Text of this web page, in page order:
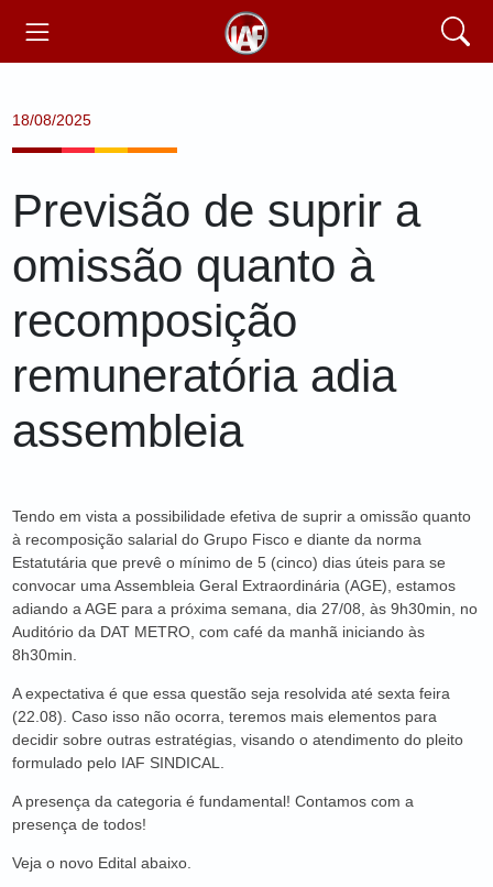
18/08/2025
Previsão de suprir a
omissão quanto à
recomposição
remuneratória adia
assembleia
Tendo em vista a possibilidade efetiva de suprir a omissão quanto
à recomposição salarial do Grupo Fisco e diante da norma
Estatutária que prevê o mínimo de 5 (cinco) dias úteis para se
convocar uma Assembleia Geral Extraordinária (AGE), estamos
adiando a AGE para a próxima semana, dia 27/08, às 9h30min, no
Auditório da DAT METRO, com café da manhã iniciando às
8h30min.
A expectativa é que essa questão seja resolvida até sexta feira
(22.08). Caso isso não ocorra, teremos mais elementos para
decidir sobre outras estratégias, visando o atendimento do pleito
formulado pelo IAF SINDICAL.
A presença da categoria é fundamental! Contamos com a
presença de todos!
Veja o novo Edital abaixo.